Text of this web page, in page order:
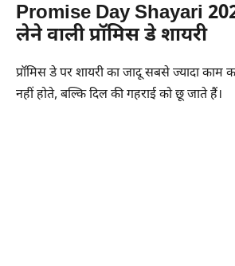
Promise Day Shayari
लेने वाली प्रॉमिस डे शायरी
प्रॉमिस डे पर शायरी का जादू सबसे ज्यादा काम
नहीं होते, बल्कि दिल की गहराई को छू जाते हैं।